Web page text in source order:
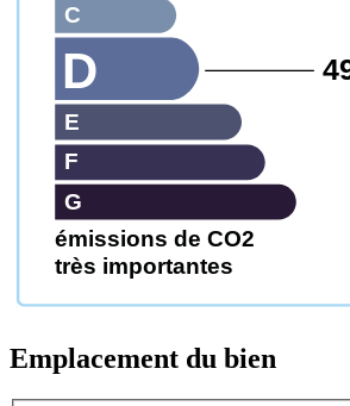
émissions de CO2
très importantes
G
F
E
D
C
Emplacement du bien